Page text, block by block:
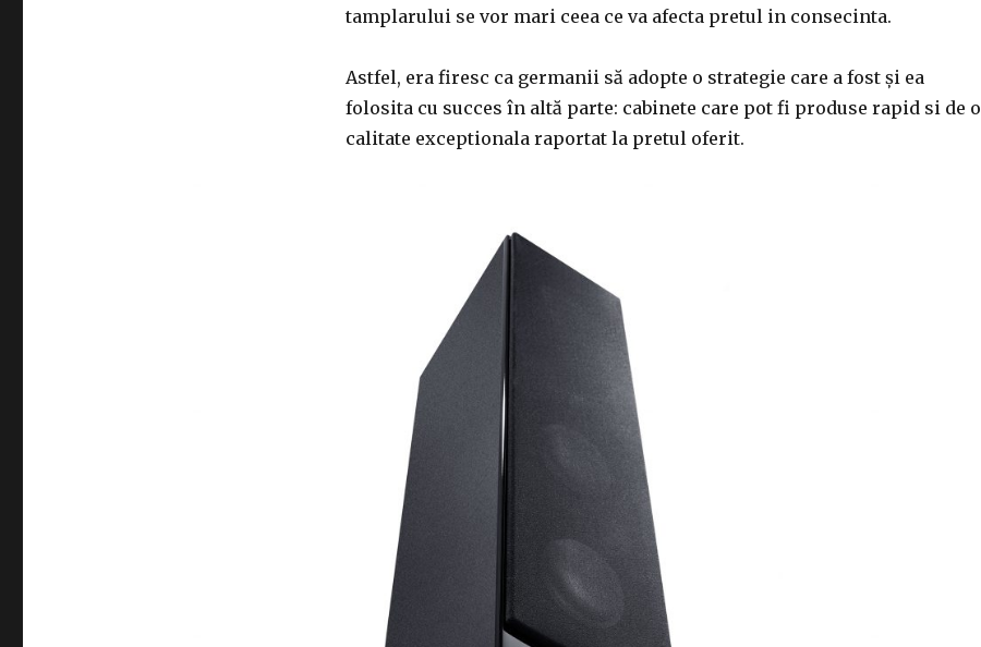
tamplarului se vor mari ceea ce va afecta pretul in consecinta.
Astfel, era firesc ca germanii să adopte o strategie care a fost și ea
folosita cu succes în altă parte: cabinete care pot fi produse rapid si de o
calitate exceptionala raportat la pretul oferit.